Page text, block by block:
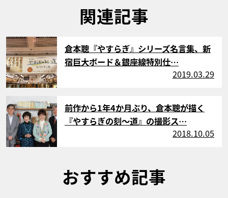
関連記事
サムネイル
倉本聰『やすらぎ』シリーズ名言集、新
宿巨大ボード＆銀座線特別仕…
2019.03.29
サムネイル
前作から1年4か月ぶり、倉本聰が描く
『やすらぎの刻～道』の撮影ス…
2018.10.05
おすすめ記事